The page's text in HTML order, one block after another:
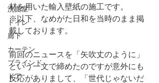
洗面室
トイレ
廊下
カーテン
ブラインド
ドア
材を用いた輸入壁紙の施工です。
※以下、なめがた日和を当時のまま掲
載しております。
前回のニュースを「矢吹丈のように」
という一文で締めたのですが意外にも
反応がありまして、「世代じゃないだ